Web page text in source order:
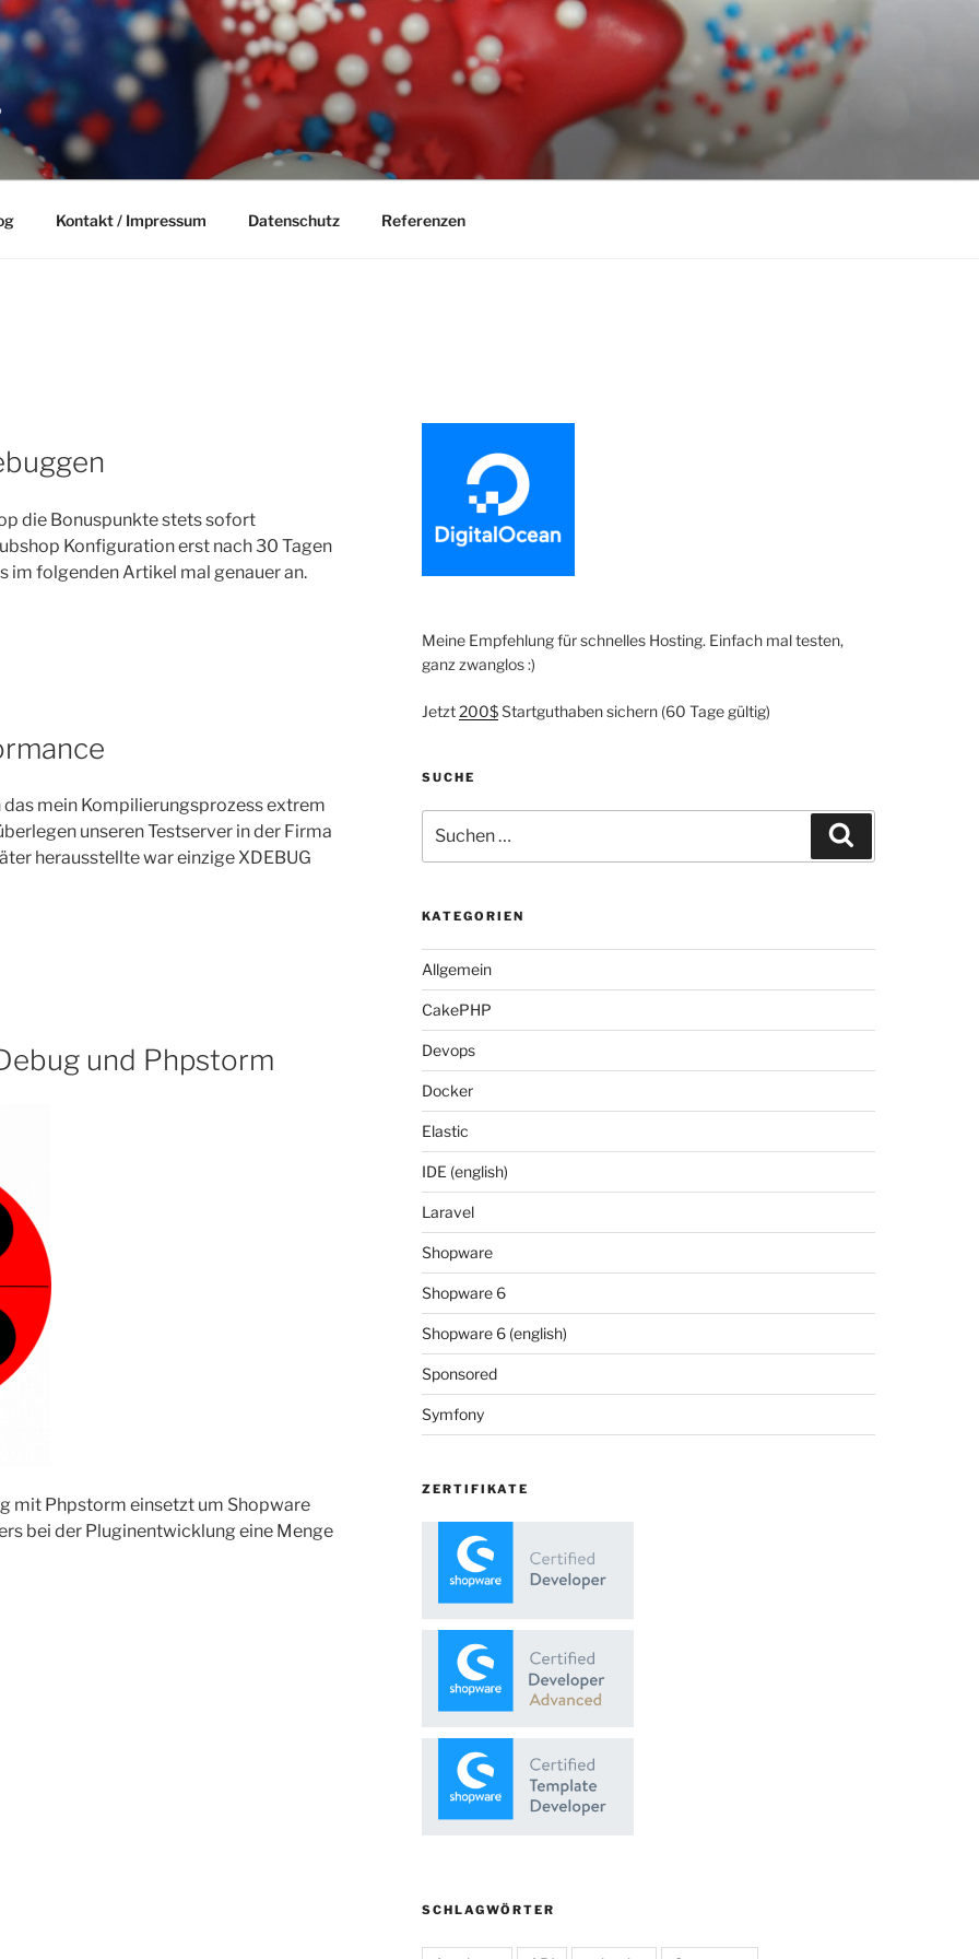
Kontakt / Impressum Datenschutz Referenzen
die Bonuspunkte stets sofort
Konfiguration erst nach 30 Tagen
im folgenden Artikel mal genauer an.
mein Kompilierungsprozess extrem
unseren Testserver in der Firma
herausstellte war einzige XDEBUG
und Phpstorm
mit Phpstorm einsetzt um Shopware
bei der Pluginentwicklung eine Menge
Meine Empfehlung für schnelles Hosting. Einfach mal testen,
ganz zwanglos :)
Jetzt200$Startguthaben sichern (60 Tage gültig)
SUCHE
nach:
KATEGORIEN
Allgemein
CakePHP
Devops
Docker
Elastic
IDE (english)
Laravel
Shopware
Shopware 6
Shopware 6 (english)
Sponsored
Symfony
ZERTIFIKATE
SCHLAGWÖRTER